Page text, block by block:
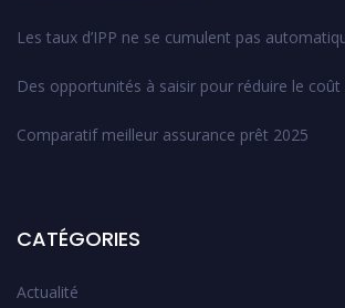
Les taux d’IPP ne se cumulent pas
Des opportunités à saisir pour réduire le
Comparatif meilleur assurance prêt 2025
CATÉGORIES
Actualité